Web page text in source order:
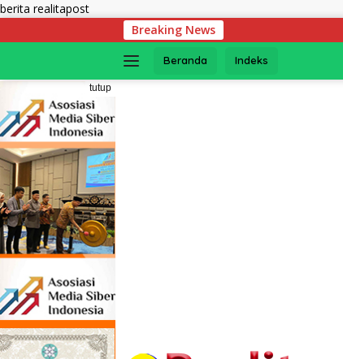
berita realitapostLangsung
konten
Breaking News
Beranda Indeks
tutup